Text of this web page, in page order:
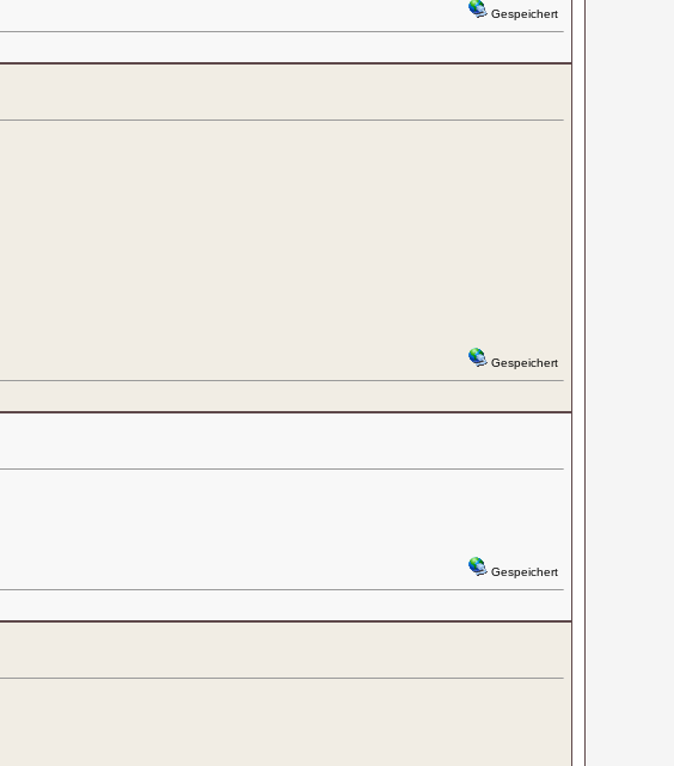
Gespeichert
Gespeichert
Gespeichert